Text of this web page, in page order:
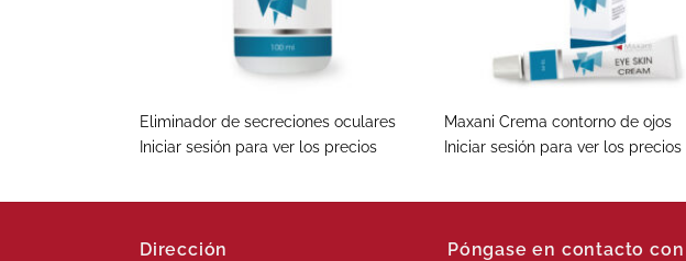
Eliminador de secreciones oculares
Iniciar sesión para ver los precios
Maxani Crema contorno de ojos
Iniciar sesión para ver los precios
Dirección Póngase en contacto con